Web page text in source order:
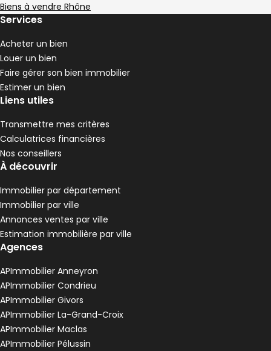
290 000 €
Condrieu - 69420
Maison de village • 4 pièces • 105 m²
DPE : 3 chambres
, ,
1 Terrasse
de village 204 m² 6 pièces Condrieu
Aller à l'image
Aller à l'image
Aller à l'image
Aller à l'image
Aller à l'image
330 000 €
Condrieu - 69420
Maison de village • 6 pièces • 204 m²
DPE :
, ,
Biens à vendre Rhône
Services
Acheter un bien
Louer un bien
Faire gérer son bien immobilier
Estimer un bien
Liens utiles
Transmettre mes critères
Calculatrices financières
Nos conseillers
À découvrir
Immobilier par département
Immobilier par ville
Annonces ventes par ville
Estimation immobilière par ville
Agences
APImmobilier Anneyron
APImmobilier Condrieu
APImmobilier Givors
APImmobilier La-Grand-Croix
APImmobilier Maclas
APImmobilier Pélussin